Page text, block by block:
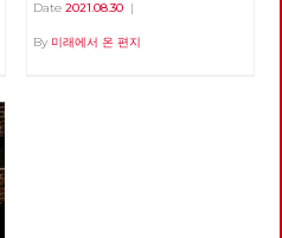
노동자들은 2012년 노조에 가입
다. 청소 외 잡무에 대해 하지 않
곳으로, 감춰지고 사라지는 노동
박수영 지난 8월 19일에 개봉한
Date 2021.08.30|
By 미래에서 온 편지